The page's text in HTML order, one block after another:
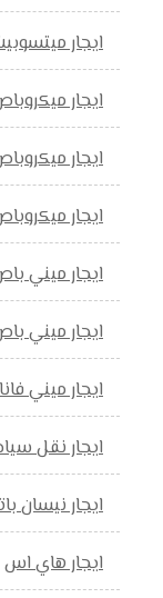
ايجار
ايجار
ايجار
ايجار
ايجار ميني
ايجار ميني باص 28
ايجار ميني
ايجار نقل
ايجار نيسان
ايجار هاي اس